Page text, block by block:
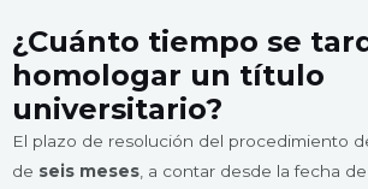
¿Cuánto tiempo se
homologar un título
universitario?
El plazo de resolución del procedimiento
de seis meses , a contar desde la fecha